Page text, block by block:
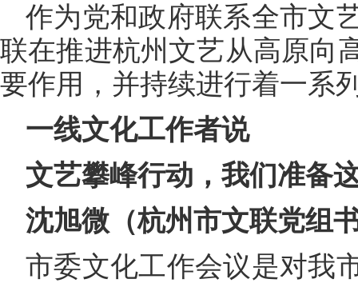
作为党和政府联系全市文
联在推进杭州文艺从高原向
要作用，并持续进行着一系
一线文化工作者说
文艺攀峰行动，我们准备
沈旭微（杭州市文联党组
市委文化工作会议是对我